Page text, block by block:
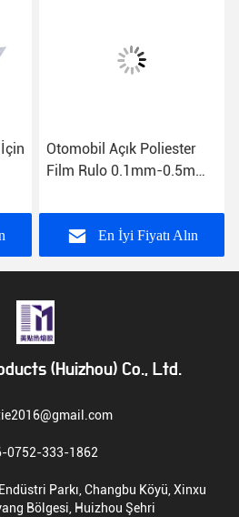
Otomobil Açık Poliester
Film Rulo 0.1mm-0.5mm
En İyi Fiyatı Alın
(Huizhou) Co., Ltd.
0752-333-1862
Parkı, Changbu Köyü, Xinxu
Bölgesi, Huizhou Şehri